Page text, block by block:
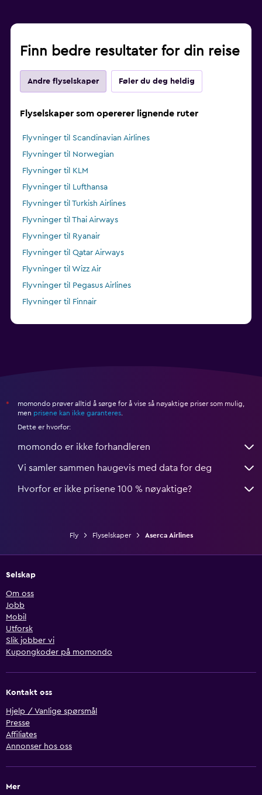
Finn bedre resultater for din reise
Andre flyselskaper Føler du deg heldig
Flyselskaper som opererer lignende ruter
Flyvninger til Scandinavian Airlines
Flyvninger til Norwegian
Flyvninger til KLM
Flyvninger til Lufthansa
Flyvninger til Turkish Airlines
Flyvninger til Thai Airways
Flyvninger til Ryanair
Flyvninger til Qatar Airways
Flyvninger til Wizz Air
Flyvninger til Pegasus Airlines
Flyvninger til Finnair
*
momondo prøver alltid å sørge for å vise så nøyaktige priser som mulig,
men prisene kan ikke garanteres
Dette er hvorfor:
momondo er ikke forhandleren
Vi samler sammen haugevis med data for deg
Hvorfor er ikke prisene 100 % nøyaktige?
Fly Flyselskaper Aserca Airlines
Selskap
Om oss
Jobb
Mobil
Utforsk
Slik jobber vi
Kupongkoder på momondo
Kontakt oss
Hjelp / Vanlige spørsmål
Presse
Affiliates
Annonser hos oss
Mer